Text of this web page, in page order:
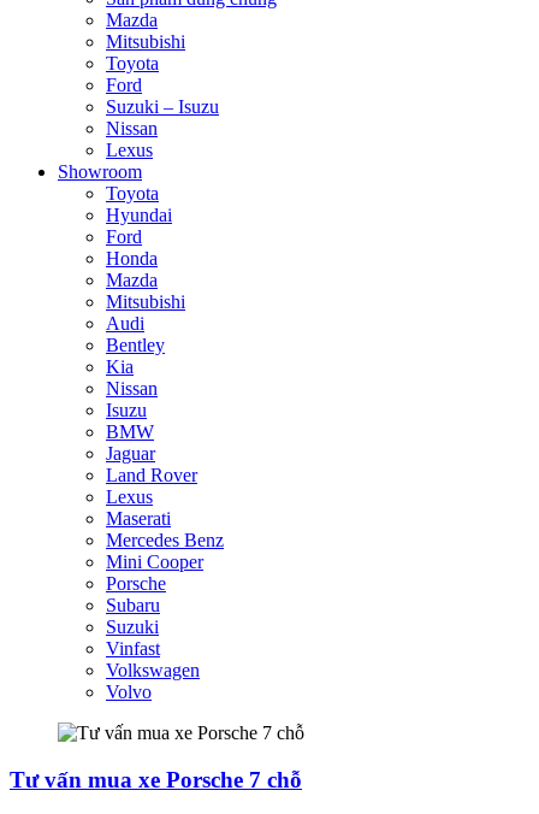
Mazda
Mitsubishi
Toyota
Ford
Suzuki – Isuzu
Nissan
Lexus
Showroom
Toyota
Hyundai
Ford
Honda
Mazda
Mitsubishi
Audi
Bentley
Kia
Nissan
Isuzu
BMW
Jaguar
Land Rover
Lexus
Maserati
Mercedes Benz
Mini Cooper
Porsche
Subaru
Suzuki
Vinfast
Volkswagen
Volvo
Tư vấn mua xe Porsche 7 chỗ